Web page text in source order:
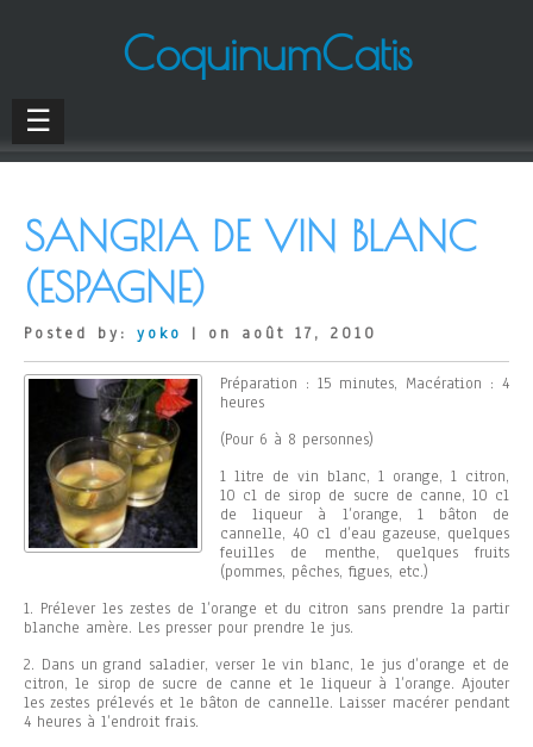
CoquinumCatis
☰
SANGRIA DE VIN BLANC
(ESPAGNE)
Posted by: yoko | on août 17, 2010
Préparation : 15 minutes, Macération : 4
heures
(Pour 6 à 8 personnes)
1 litre de vin blanc, 1 orange, 1 citron,
10 cl de sirop de sucre de canne, 10 cl
de liqueur à l’orange, 1 bâton de
cannelle, 40 cl d’eau gazeuse, quelques
feuilles de menthe, quelques fruits
(pommes, pêches, figues, etc.)
1. Prélever les zestes de l’orange et du citron sans prendre la partir
blanche amère. Les presser pour prendre le jus.
2. Dans un grand saladier, verser le vin blanc, le jus d’orange et de
citron, le sirop de sucre de canne et le liqueur à l’orange. Ajouter
les zestes prélevés et le bâton de cannelle. Laisser macérer pendant
4 heures à l’endroit frais.